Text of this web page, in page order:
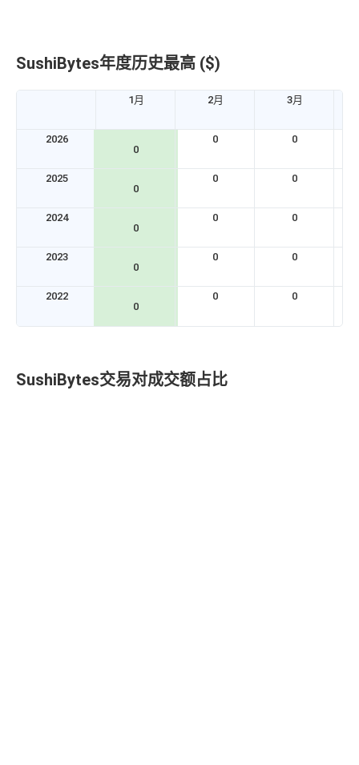
SushiBytes年度历史最高 ($)
1月 2月 3月
2026
0
0 0
2025
0
0 0
2024
0
0 0
2023
0
0 0
2022
0
0 0
SushiBytes交易对成交额占比